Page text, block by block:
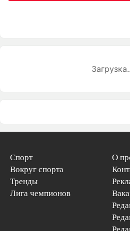
Спорт
Вокруг спорта
Тренды
Лига чемпионов
О